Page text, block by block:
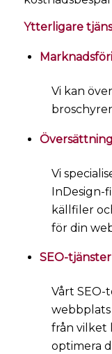
Ytterligare
Vi kan
Vi
InDesign-
källfiler
för din
SEO-tjänster
Vårt SEO-
från vilket
optimera